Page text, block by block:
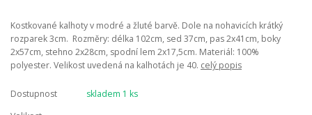
Kostkované kalhoty v modré a žluté barvě. Dole na nohavicích krátký
rozparek 3cm. Rozměry: délka 102cm, sed 37cm, pas 2x41cm, boky
2x57cm, stehno 2x28cm, spodní lem 2x17,5cm. Materiál: 100%
polyester. Velikost uvedená na kalhotách je 40. celý popis
Dostupnost
skladem 1 ks